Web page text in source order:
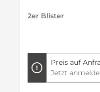
2er Blister
Preis auf
Jetzt